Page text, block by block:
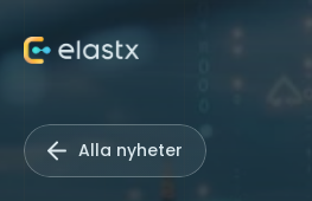
Alla nyheter